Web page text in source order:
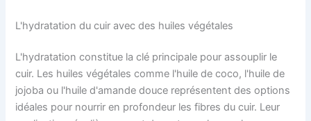
L'hydratation du cuir avec des huiles végétales
L'hydratation constitue la clé principale pour assouplir le
cuir. Les huiles végétales comme l'huile de coco, l'huile de
jojoba ou l'huile d'amande douce représentent des options
idéales pour nourrir en profondeur les fibres du cuir. Leur